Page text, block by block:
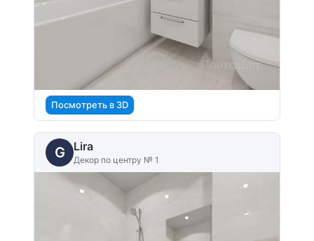
Посмотреть в 3D
G Lira
Декор по центру № 1